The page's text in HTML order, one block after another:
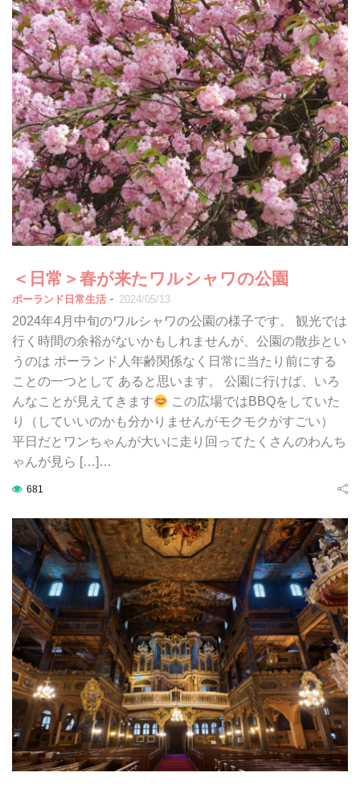
＜日常＞春が来たワルシャワの公園
ポーランド日常生活 - 2024/05/13
2024年4月中旬のワルシャワの公園の様子です。 観光では
行く時間の余裕がないかもしれませんが、公園の散歩とい
うのは ポーランド人年齢関係なく日常に当たり前にする
ことの一つとして あると思います。 公園に行けば、いろ
んなことが見えてきます
この広場ではBBQをしていた
り（していいのかも分かりませんがモクモクがすごい）
平日だとワンちゃんが大いに走り回ってたくさんのわんち
ゃんが見ら […]…
681